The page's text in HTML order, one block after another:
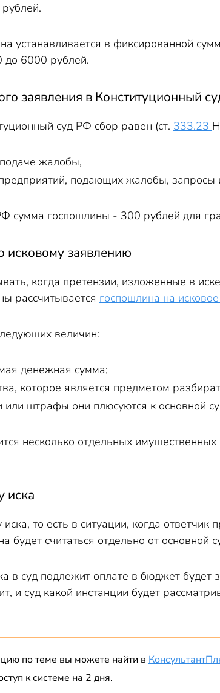
устанавливается в фиксированной
до 6000 рублей.
заявления в Конституционный
суд РФ сбор равен (ст. 333.23
жалобы,
подающих жалобы, запросы
сумма госпошлины - 300 рублей для
исковому заявлению
когда претензии, изложенные в
рассчитывается госпошлина на
величин:
денежная сумма;
которое является предметом
или штрафы они плюсуются к основной
несколько отдельных
иска
то есть в ситуации, когда
будет считаться отдельно от
в суд подлежит оплате в бюджет будет
и суд какой инстанции будет
по теме вы можете найти в
к системе на 2 дня.